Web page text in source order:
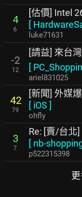
4
6
[估價] Intel
[
luke71631
-2
12
[請益] 來台
[
ariel831025
42
79
[新聞] 外媒
[ iOS ]
ohfly
3
7
Re: [賣/台北
[ nb-
p522315398